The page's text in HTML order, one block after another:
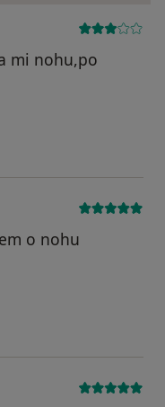
mi nohu,po
účet byl odstraněn
o nohu
Pacient